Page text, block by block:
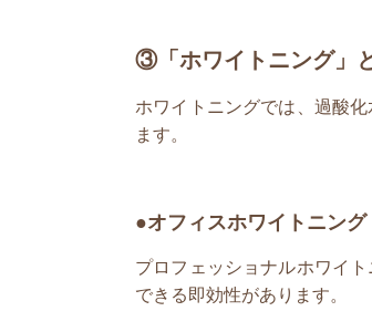
③「ホワイトニング」
ホワイトニングでは、過酸
ます。
●オフィスホワイトニング
プロフェッショナルホワイ
できる即効性があります。